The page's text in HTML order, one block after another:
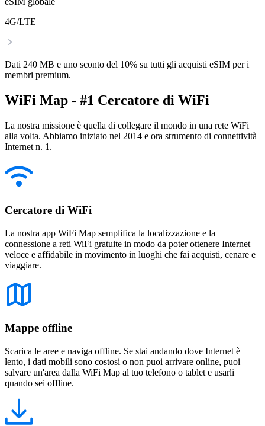
4G/LTE
Dati 240 MB e uno sconto del 10% su tutti gli acquisti eSIM per i
membri premium.
WiFi Map - #1 Cercatore di WiFi
La nostra missione è quella di collegare il mondo in una rete WiFi
alla volta. Abbiamo iniziato nel 2014 e ora strumento di connettività
Internet n. 1.
Cercatore di WiFi
La nostra app WiFi Map semplifica la localizzazione e la
connessione a reti WiFi gratuite in modo da poter ottenere Internet
veloce e affidabile in movimento in luoghi che fai acquisti, cenare e
viaggiare.
Mappe offline
Scarica le aree e naviga offline. Se stai andando dove Internet è
lento, i dati mobili sono costosi o non puoi arrivare online, puoi
salvare un'area dalla WiFi Map al tuo telefono o tablet e usarli
quando sei offline.